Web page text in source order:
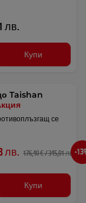
лв.
Купи
Taishan
се
лв. 176,40 € / 345,01 лв. -
Купи